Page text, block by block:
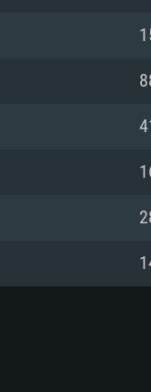
상을 지원하
소 클라이언
능을 가지
: 720p
소 클라이언
하고, 최신
신 그래픽
; 최소사양